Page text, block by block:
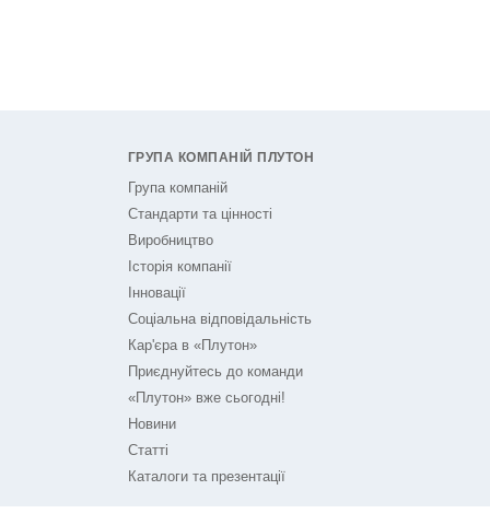
ГРУПА КОМПАНІЙ ПЛУТОН
Група компаній
Стандарти та цінності
Виробництво
Історія компанії
Інновації
Соціальна відповідальність
Кар'єра в «Плутон»
Приєднуйтесь до команди
«Плутон» вже сьогодні!
Новини
Статті
Каталоги та презентації